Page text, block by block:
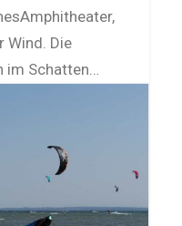
Wind. Die
im Schatten…